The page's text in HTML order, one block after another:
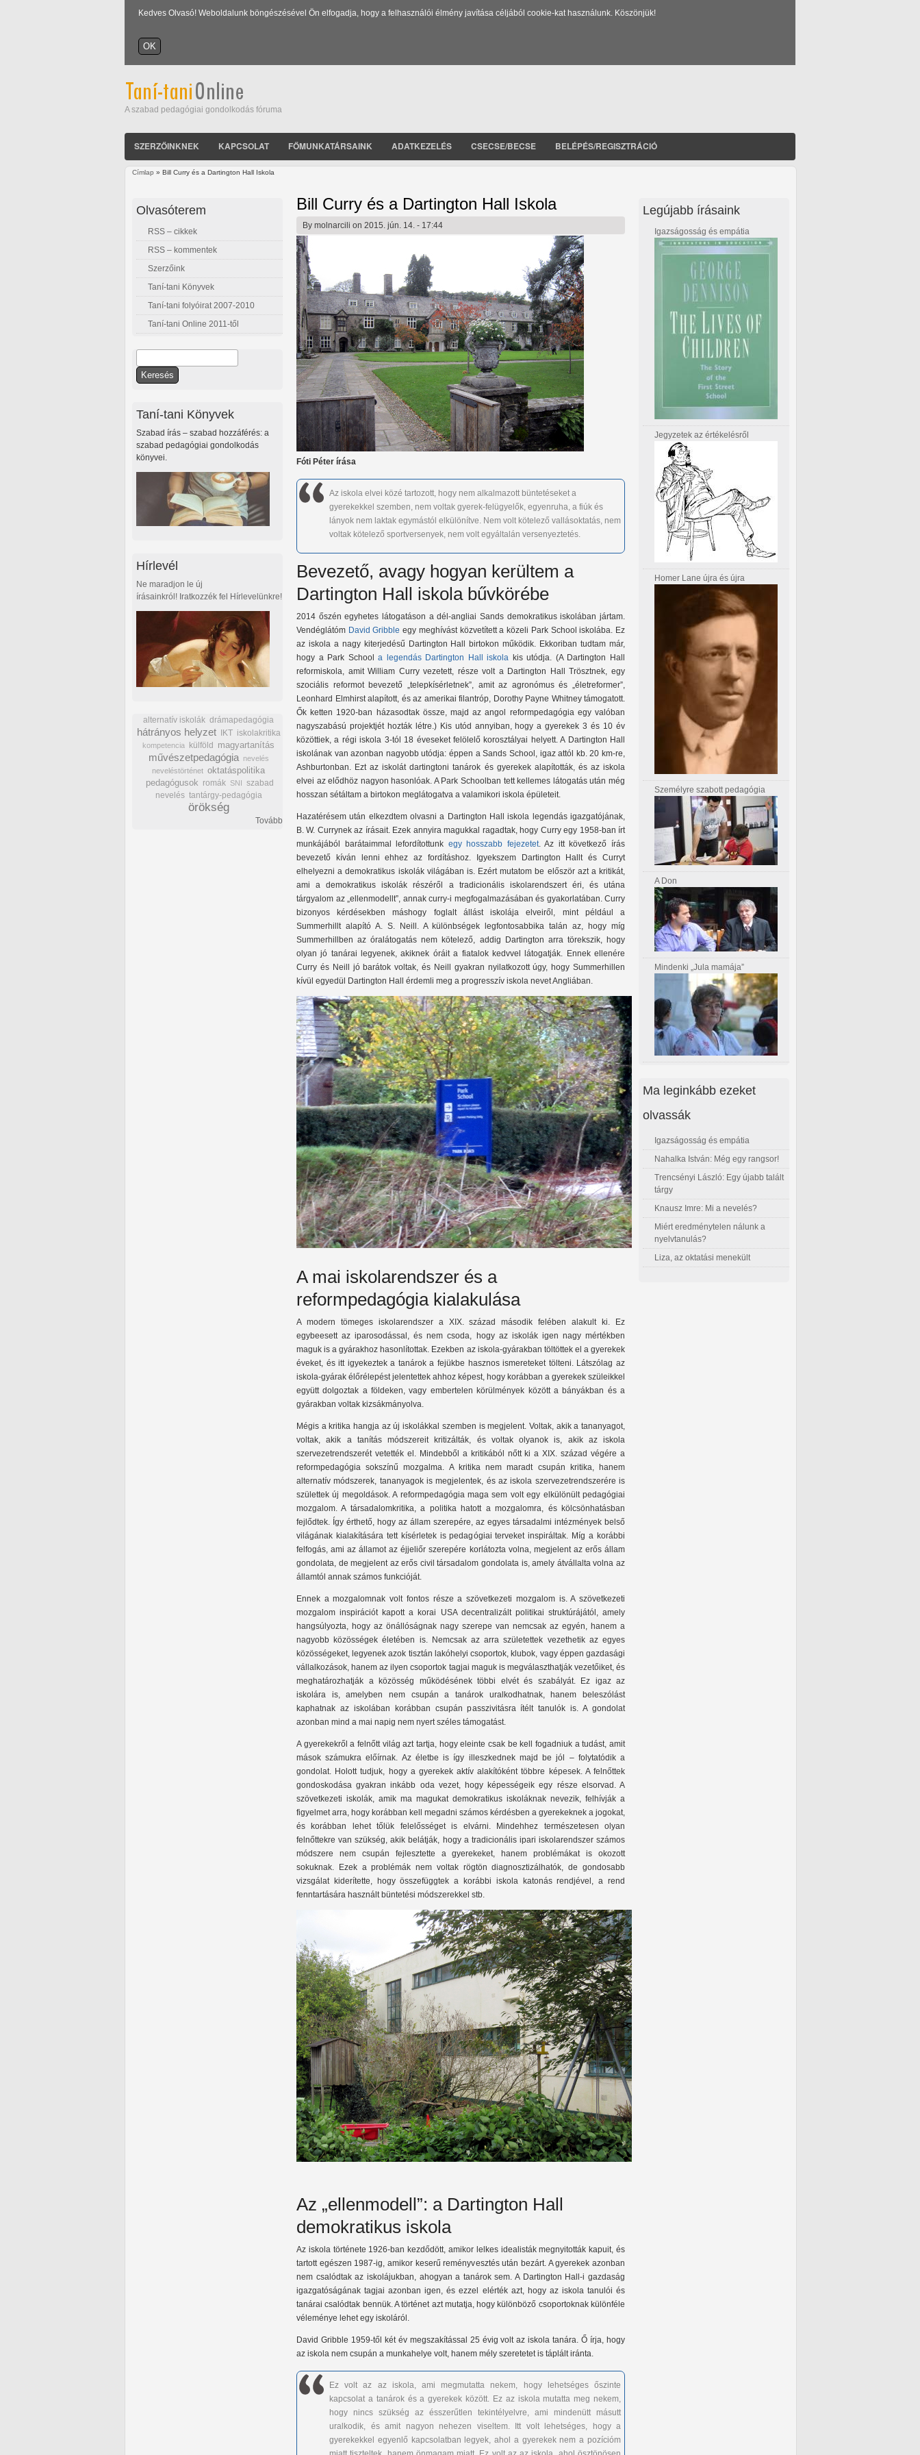
Kedves Olvasó! Weboldalunk böngészésével Ön elfogadja, hogy a felhasználói élmény javítása céljából cookie-kat használunk. Köszönjük!
A szabad pedagógiai gondolkodás fóruma
SZERZŐINKNEK KAPCSOLAT FŐMUNKATÁRSAINK ADATKEZELÉS CSECSE/BECSE BELÉPÉS/REGISZTRÁCIÓ
Címlap » Bill Curry és a Dartington Hall Iskola
Bill Curry és a Dartington Hall Iskola
By molnarcili on 2015. jún. 14. - 17:44
Fóti Péter írása
Az iskola elvei közé tartozott, hogy nem alkalmazott büntetéseket a
gyerekekkel szemben, nem voltak gyerek-felügyelők, egyenruha, a fiúk és
lányok nem laktak egymástól elkülönítve. Nem volt kötelező vallásoktatás, nem
voltak kötelező sportversenyek, nem volt egyáltalán versenyeztetés.
Bevezető, avagy hogyan kerültem a
Dartington Hall iskola bűvkörébe
2014 őszén egyhetes látogatáson a dél-angliai Sands demokratikus iskolában jártam.
Vendéglátóm David Gribble egy meghívást közvetített a közeli Park School iskolába. Ez
az iskola a nagy kiterjedésű Dartington Hall birtokon működik. Ekkoriban tudtam már,
hogy a Park Schoola legendás Dartington Hall iskola kis utódja. (A Dartington Hall
reformiskola, amit William Curry vezetett, része volt a Dartington Hall Trösztnek, egy
szociális reformot bevezető „telepkísérletnek”, amit az agronómus és „életreformer”,
Leonhard Elmhirst alapított, és az amerikai filantróp, Dorothy Payne Whitney támogatott.
Ők ketten 1920-ban házasodtak össze, majd az angol reformpedagógia egy valóban
nagyszabású projektjét hozták létre.) Kis utód annyiban, hogy a gyerekek 3 és 10 év
közöttiek, a régi iskola 3-tól 18 éveseket felölelő korosztályai helyett. A Dartington Hall
iskolának van azonban nagyobb utódja: éppen a Sands School, igaz attól kb. 20 km-re,
Ashburtonban. Ezt az iskolát dartingtoni tanárok és gyerekek alapították, és az iskola
elvei az elődhöz nagyon hasonlóak. A Park Schoolban tett kellemes látogatás után még
hosszan sétáltam a birtokon meglátogatva a valamikori iskola épületeit.
Hazatérésem után elkezdtem olvasni a Dartington Hall iskola legendás igazgatójának,
B. W. Currynek az írásait. Ezek annyira magukkal ragadtak, hogy Curry egy 1958-ban írt
munkájából barátaimmal lefordítottunk egy hosszabb fejezetet. Az itt következő írás
bevezető kíván lenni ehhez az fordításhoz. Igyekszem Dartington Hallt és Curryt
elhelyezni a demokratikus iskolák világában is. Ezért mutatom be először azt a kritikát,
ami a demokratikus iskolák részéről a tradicionális iskolarendszert éri, és utána
tárgyalom az „ellenmodellt”, annak curry-i megfogalmazásában és gyakorlatában. Curry
bizonyos kérdésekben máshogy foglalt állást iskolája elveiről, mint például a
Summerhillt alapító A. S. Neill. A különbségek legfontosabbika talán az, hogy míg
Summerhillben az óralátogatás nem kötelező, addig Dartington arra törekszik, hogy
olyan jó tanárai legyenek, akiknek óráit a fiatalok kedvvel látogatják. Ennek ellenére
Curry és Neill jó barátok voltak, és Neill gyakran nyilatkozott úgy, hogy Summerhillen
kívül egyedül Dartington Hall érdemli meg a progresszív iskola nevet Angliában.
A mai iskolarendszer és a
reformpedagógia kialakulása
A modern tömeges iskolarendszer a XIX. század második felében alakult ki. Ez
egybeesett az iparosodással, és nem csoda, hogy az iskolák igen nagy mértékben
maguk is a gyárakhoz hasonlítottak. Ezekben az iskola-gyárakban töltöttek el a gyerekek
éveket, és itt igyekeztek a tanárok a fejükbe hasznos ismereteket tölteni. Látszólag az
iskola-gyárak élőrélepést jelentettek ahhoz képest, hogy korábban a gyerekek szüleikkel
együtt dolgoztak a földeken, vagy embertelen körülmények között a bányákban és a
gyárakban voltak kizsákmányolva.
Mégis a kritika hangja az új iskolákkal szemben is megjelent. Voltak, akik a tananyagot,
voltak, akik a tanítás módszereit kritizálták, és voltak olyanok is, akik az iskola
szervezetrendszerét vetették el. Mindebből a kritikából nőtt ki a XIX. század végére a
reformpedagógia sokszínű mozgalma. A kritika nem maradt csupán kritika, hanem
alternatív módszerek, tananyagok is megjelentek, és az iskola szervezetrendszerére is
születtek új megoldások. A reformpedagógia maga sem volt egy elkülönült pedagógiai
mozgalom. A társadalomkritika, a politika hatott a mozgalomra, és kölcsönhatásban
fejlődtek. Így érthető, hogy az állam szerepére, az egyes társadalmi intézmények belső
világának kialakítására tett kísérletek is pedagógiai terveket inspiráltak. Míg a korábbi
felfogás, ami az államot az éjjeliőr szerepére korlátozta volna, megjelent az erős állam
gondolata, de megjelent az erős civil társadalom gondolata is, amely átvállalta volna az
államtól annak számos funkcióját.
Ennek a mozgalomnak volt fontos része a szövetkezeti mozgalom is. A szövetkezeti
mozgalom inspirációt kapott a korai USA decentralizált politikai struktúrájától, amely
hangsúlyozta, hogy az önállóságnak nagy szerepe van nemcsak az egyén, hanem a
nagyobb közösségek életében is. Nemcsak az arra születettek vezethetik az egyes
közösségeket, legyenek azok tisztán lakóhelyi csoportok, klubok, vagy éppen gazdasági
vállalkozások, hanem az ilyen csoportok tagjai maguk is megválaszthatják vezetőiket, és
meghatározhatják a közösség működésének többi elvét és szabályát. Ez igaz az
iskolára is, amelyben nem csupán a tanárok uralkodhatnak, hanem beleszólást
kaphatnak az iskolában korábban csupán passzivitásra ítélt tanulók is. A gondolat
azonban mind a mai napig nem nyert széles támogatást.
A gyerekekről a felnőtt világ azt tartja, hogy eleinte csak be kell fogadniuk a tudást, amit
mások számukra előírnak. Az életbe is így illeszkednek majd be jól – folytatódik a
gondolat. Holott tudjuk, hogy a gyerekek aktív alakítóként többre képesek. A felnőttek
gondoskodása gyakran inkább oda vezet, hogy képességeik egy része elsorvad. A
szövetkezeti iskolák, amik ma magukat demokratikus iskoláknak nevezik, felhívják a
figyelmet arra, hogy korábban kell megadni számos kérdésben a gyerekeknek a jogokat,
és korábban lehet tőlük felelősséget is elvárni. Mindehhez természetesen olyan
felnőttekre van szükség, akik belátják, hogy a tradicionális ipari iskolarendszer számos
módszere nem csupán fejlesztette a gyerekeket, hanem problémákat is okozott
sokuknak. Ezek a problémák nem voltak rögtön diagnosztizálhatók, de gondosabb
vizsgálat kiderítette, hogy összefüggtek a korábbi iskola katonás rendjével, a rend
fenntartására használt büntetési módszerekkel stb.
Az „ellenmodell”: a Dartington Hall
demokratikus iskola
Az iskola története 1926-ban kezdődött, amikor lelkes idealisták megnyitották kapuit, és
tartott egészen 1987-ig, amikor keserű reményvesztés után bezárt. A gyerekek azonban
nem csalódtak az iskolájukban, ahogyan a tanárok sem. A Dartington Hall-i gazdaság
igazgatóságának tagjai azonban igen, és ezzel elérték azt, hogy az iskola tanulói és
tanárai csalódtak bennük. A történet azt mutatja, hogy különböző csoportoknak különféle
véleménye lehet egy iskoláról.
David Gribble 1959-től két év megszakítással 25 évig volt az iskola tanára. Ő írja, hogy
az iskola nem csupán a munkahelye volt, hanem mély szeretetet is táplált iránta.
Ez volt az az iskola, ami megmutatta nekem, hogy lehetséges őszinte
kapcsolat a tanárok és a gyerekek között. Ez az iskola mutatta meg nekem,
hogy nincs szükség az ésszerűtlen tekintélyelvre, ami mindenütt másutt
uralkodik, és amit nagyon nehezen viseltem. Itt volt lehetséges, hogy a
gyerekekkel egyenlő kapcsolatban legyek, ahol a gyerekek nem a pozícióm
Olvasóterem
RSS – cikkek
RSS – kommentek
Szerzőink
Taní-tani Könyvek
Taní-tani folyóirat 2007-2010
Taní-tani Online 2011-től
Keresés űrlap
Taní-tani Könyvek
Szabad írás – szabad hozzáférés: a
szabad pedagógiai gondolkodás
könyvei.
Hírlevél
Ne maradjon le új
írásainkról! Iratkozzék fel Hírlevelünkre!
alternatív iskolák drámapedagógia
hátrányos helyzet IKT iskolakritika
kompetencia külföld magyartanítás
művészetpedagógia
nevelés
neveléstörténet oktatáspolitika
pedagógusok romák SNI szabad
nevelés tantárgy-pedagógia
örökség
Tovább
Legújabb írásaink
Igazságosság és empátia
Jegyzetek az értékelésről
Homer Lane újra és újra
Személyre szabott pedagógia
A Don
Mindenki „Jula mamája”
Ma leginkább ezeket
olvassák
Igazságosság és empátia
Nahalka István: Még egy rangsor!
Trencsényi László: Egy újabb talált
tárgy
Knausz Imre: Mi a nevelés?
Miért eredménytelen nálunk a
nyelvtanulás?
Liza, az oktatási menekült